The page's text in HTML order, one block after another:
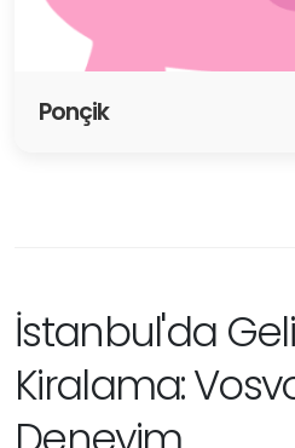
Ponçik
İstanbul'da
Kiralama: